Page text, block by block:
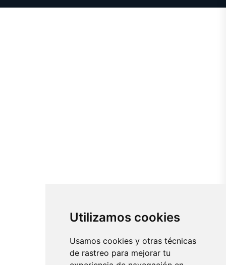
Utilizamos cookies
Usamos cookies y otras técnicas
de rastreo para mejorar tu